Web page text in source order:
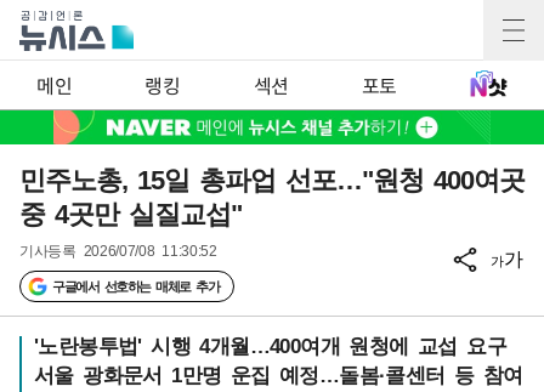
메인 랭킹 섹션 포토
민주노총, 15일 총파업 선포…"원청 400여곳
중 4곳만 실질교섭"
기사등록 2026/07/08 11:30:52
구글에서 선호하는 매체로 추가
가가
'노란봉투법' 시행 4개월…400여개 원청에 교섭 요구
서울 광화문서 1만명 운집 예정…돌봄·콜센터 등 참여